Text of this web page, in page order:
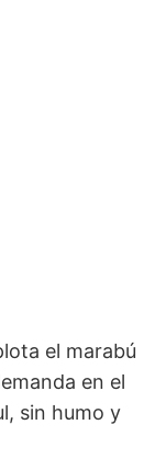
el marabú
en el
sin humo y